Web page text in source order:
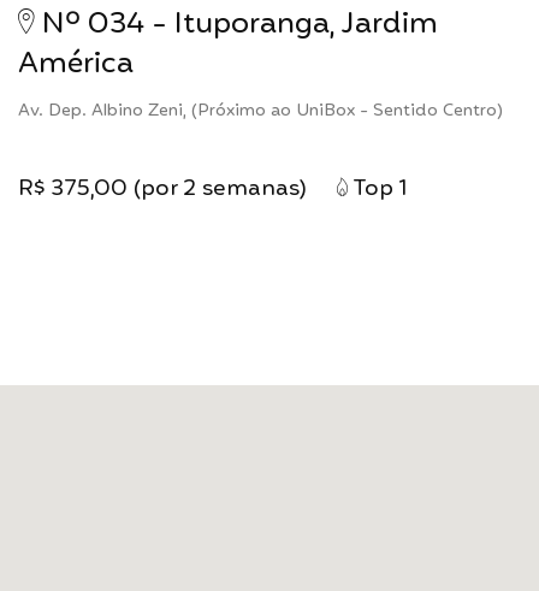
Nº 034 - Ituporanga, Jardim
América
Av. Dep. Albino Zeni, (Próximo ao UniBox - Sentido Centro)
R$ 375,00 (por 2 semanas) Top 1